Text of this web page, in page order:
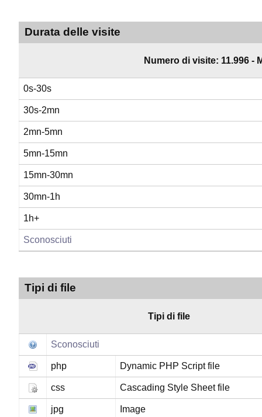
Durata delle visite
Numero di visite: 11.996 -
0s-30s
30s-2mn
2mn-5mn
5mn-15mn
15mn-30mn
30mn-1h
1h+
Sconosciuti
Tipi di file
Tipi di file
Sconosciuti
php Dynamic PHP Script file
css Cascading Style Sheet file
jpg Image